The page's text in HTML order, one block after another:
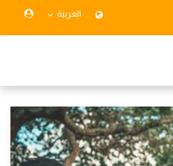
العربية